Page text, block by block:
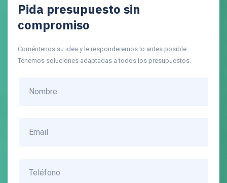
Pida presupuesto sin
compromiso
Coméntenos su idea y le responderemos lo antes posible.
Tenemos soluciones adaptadas a todos los presupuestos.